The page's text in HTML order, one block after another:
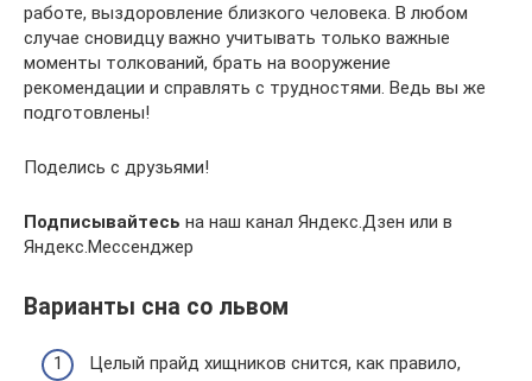
работе, выздоровление близкого человека. В любом
случае сновидцу важно учитывать только важные
моменты толкований, брать на вооружение
рекомендации и справлять с трудностями. Ведь вы же
подготовлены!
Поделись с друзьями!
Подписывайтесь на наш канал Яндекс.Дзен или в
Яндекс.Мессенджер
Варианты сна со львом
Целый прайд хищников снится, как правило,